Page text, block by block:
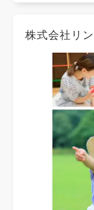
株式会社リ